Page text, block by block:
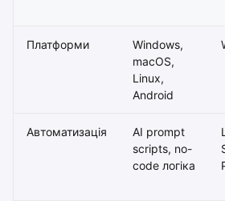
Платформи
Windows,
macOS,
Linux,
Android
Автоматизація
AI prompt
scripts, no-
code логіка